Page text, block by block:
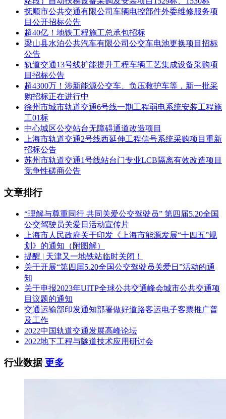
石家庄市轨道交通1号线二期工程第二阶段起点福泽站，北至
南牛停车场了，线路全长3.10km，均为地下线，共设地下车站
2座，在线路北端设南牛停车场1座，平均站间距约km，配属
列车2列/12辆;石家庄市轨道交通1号线三期工程是1号线一期工
程西延线，线路东起一期工程起点西王站(不含)，南至槐安路
站，沿中山西路、京赞路敷设，线路全长约3.77km，均为地下
线，共设地下车站2座，平均站间距约1.88km，配属列车7
列/42辆。以上两段工程共计配属列车9列/54辆，车型选择都为
接触网供电制式A型车，4动2拖6编组。
2.2 项目地点
石家庄市。
2.3 招标范围
石家庄市轨道交通1号线二期第二阶段及1号线三期工程车辆项
过程的设备监造，进口设备的安装监造服务。
咨询及监造服务的提供方应派常驻人员在业主所在地和生产现
场对车辆及牵引系统的设计、生产、调试、产品质量、项目进
度和款项的支付等方面进行全过程、全方位的咨询及监造工
作，并承担重要责任。
具体详见招标文件第五章“委托人要求”。
2.4 标段划分
1个标段。
2.5 服务期限
自本合同签订之日起直至石家庄市轨道交通1号线二期第二阶
段及1号线三期工程全部车辆质保期结束。
2.6 质量标准
抚顺市公共交通有限公司车辆电控部件外委维修服务项
目公开招标公告
超40亿！地铁工程施工总承包招标
梁山县水泊公共汽车有限公司公交车电池更换项目招标
公告
轨道交通13号线扩能提升工程车辆工艺集成设备采购项
目招标公告
超4300万！涉新能源公交车、负压救护车等，新一批采
购招标正在进行中
徐州市城市轨道交通6号线一期工程弱电系统安装工程施
工01标
中心城区公交站台无障碍通道改造项目
上海市轨道交通2号线西延伸工程信号系统采购项目重新
招标公告
苏州市轨道交通1号线站台门专业LCB隔离有效改造项目
竞争性磋商公告
文章排行
“理解与尊重同行 共同关爱公交驾驶员” 第四届5.20全国
公交驾驶员关爱日活动宣传片
上海市人民政府关于印发《上海市能源发展“十四五”规
划》的通知（附图解）
提醒 | 天津又一地铁站临时关闭！
关于开展“第四届5.20全国公交驾驶员关爱日”活动的通
知
关于申报2023年UITP全球公共交通峰会城市公共交通项
目议题的通知
交通运输部印发通知部署做好道路客运电子客票推广普
及工作
2022中国轨道交通发展高峰论坛
2022地下工程与隧道技术应用研讨会
行业数据更多